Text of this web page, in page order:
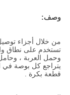
وصف:
من خلال أجزاء
تستخدم على نطاق
وحمل العربة ،
يتراجع كل بوصة في
قطعة بكرة .